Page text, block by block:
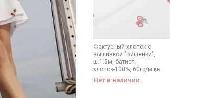
Фактурный хлопок с
вышивкой "Вишенки",
ш.1.5м, батист,
хлопок-100%, 60гр/м.кв
Нет в наличии